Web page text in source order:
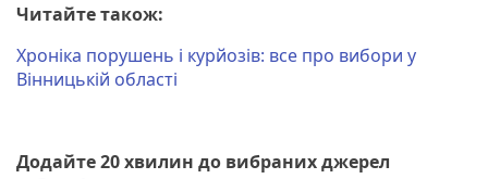
Читайте також:
Хроніка порушень і курйозів: все про вибори у
Вінницькій області
Додайте 20 хвилин до вибраних джерел